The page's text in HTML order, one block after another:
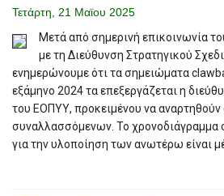
Τετάρτη, 21 Μαϊου 2025
Μετά από σημερινή επικοινωνία
με τη Διεύθυνση Στρατηγικού
ενημερώνουμε ότι τα σημειώματα
εξάμηνο 2024 τα επεξεργάζεται η
του ΕΟΠΥΥ, προκειμένου να
συναλλασσόμενων. Το
για την υλοποίηση των ανωτέρω είναι